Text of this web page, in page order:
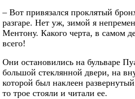
– Вот привязался проклятый
разгаре. Нет уж, зимой я
Ментону. Какого черта, в самом
всего!
Они остановились на бульваре
большой стеклянной двери, на
которой был наклеен
то трое стояли и читали ее.